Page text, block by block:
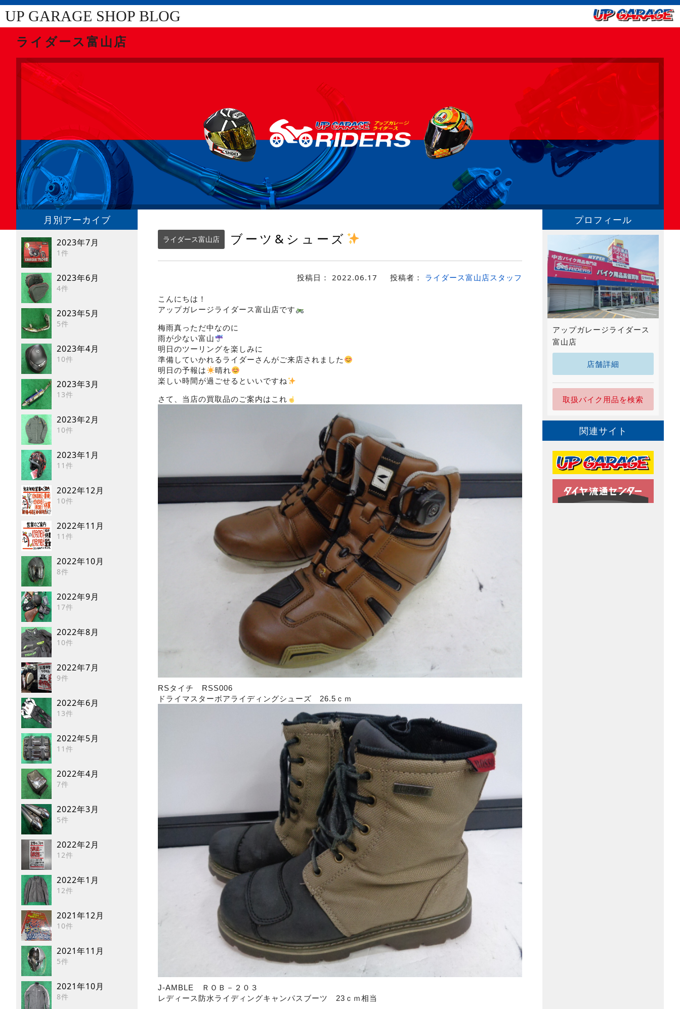
UP GARAGE SHOP BLOG
ライダース富山店
月別アーカイブ
2023年7月
1件
2023年6月
4件
2023年5月
5件
2023年4月
10件
2023年3月
13件
2023年2月
10件
2023年1月
11件
2022年12月
10件
2022年11月
11件
2022年10月
8件
2022年9月
17件
2022年8月
10件
2022年7月
9件
2022年6月
13件
2022年5月
11件
2022年4月
7件
2022年3月
5件
2022年2月
12件
2022年1月
12件
2021年12月
10件
2021年11月
5件
2021年10月
8件
ライダース富山店 ブーツ&シューズ
投稿日： 2022.06.17 投稿者： ライダース富山店スタッフ
こんにちは！
アップガレージライダース富山店です
梅雨真っただ中なのに
雨が少ない富山
明日のツーリングを楽しみに
準備していかれるライダーさんがご来店されました
明日の予報は
晴れ
楽しい時間が過ごせるといいですね
さて、当店の買取品のご案内はこれ
RSタイチ RSS006
ドライマスターボアライディングシューズ 26.5ｃｍ
J-AMBLE ＲＯＢ－２０３
レディース防水ライディングキャンパスブーツ 23ｃｍ相当
プロフィール
アップガレージライダース
富山店
店舗詳細
取扱バイク用品を検索
関連サイト